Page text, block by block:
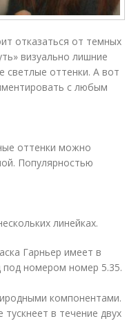
отказаться от темных
визуально лишние
светлые оттенки. А вот
с любым
оттенки можно
Популярностью
линейках.
Гарньер имеет в
номером номер 5.35.
компонентами.
в течение двух